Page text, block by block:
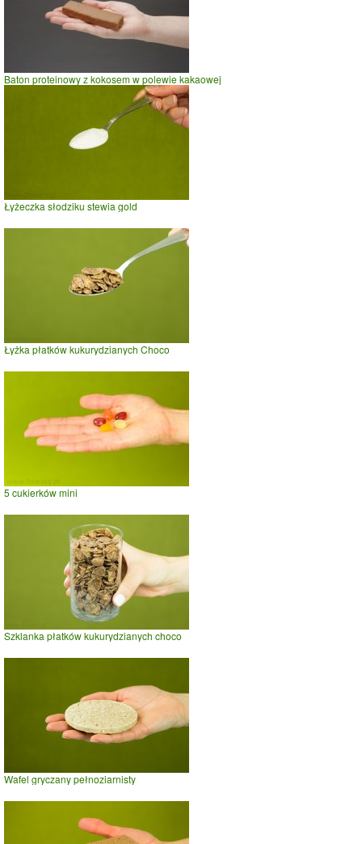
Baton proteinowy z kokosem w polewie kakaowej
Łyżeczka słodziku stewia gold
Łyżka płatków kukurydzianych Choco
5 cukierków mini
Szklanka płatków kukurydzianych choco
Wafel gryczany pełnoziarnisty